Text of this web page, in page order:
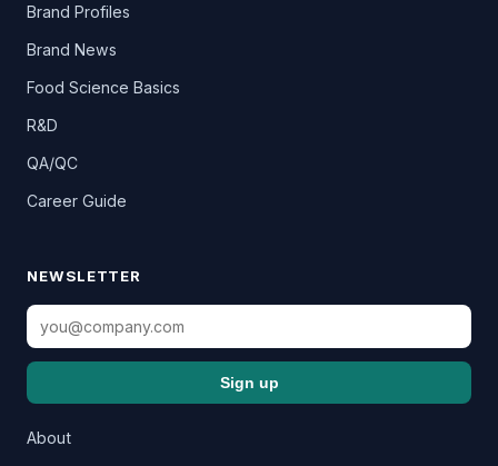
Brand Profiles
Brand News
Food Science Basics
R&D
QA/QC
Career Guide
NEWSLETTER
Sign up
About